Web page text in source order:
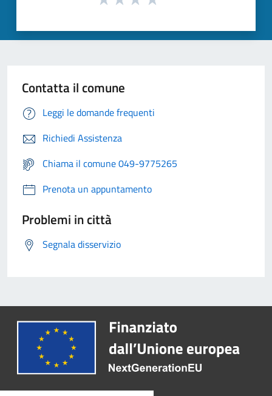
Contatta il comune
Leggi le domande frequenti
Richiedi Assistenza
Chiama il comune 049-9775265
Prenota un appuntamento
Problemi in città
Segnala disservizio